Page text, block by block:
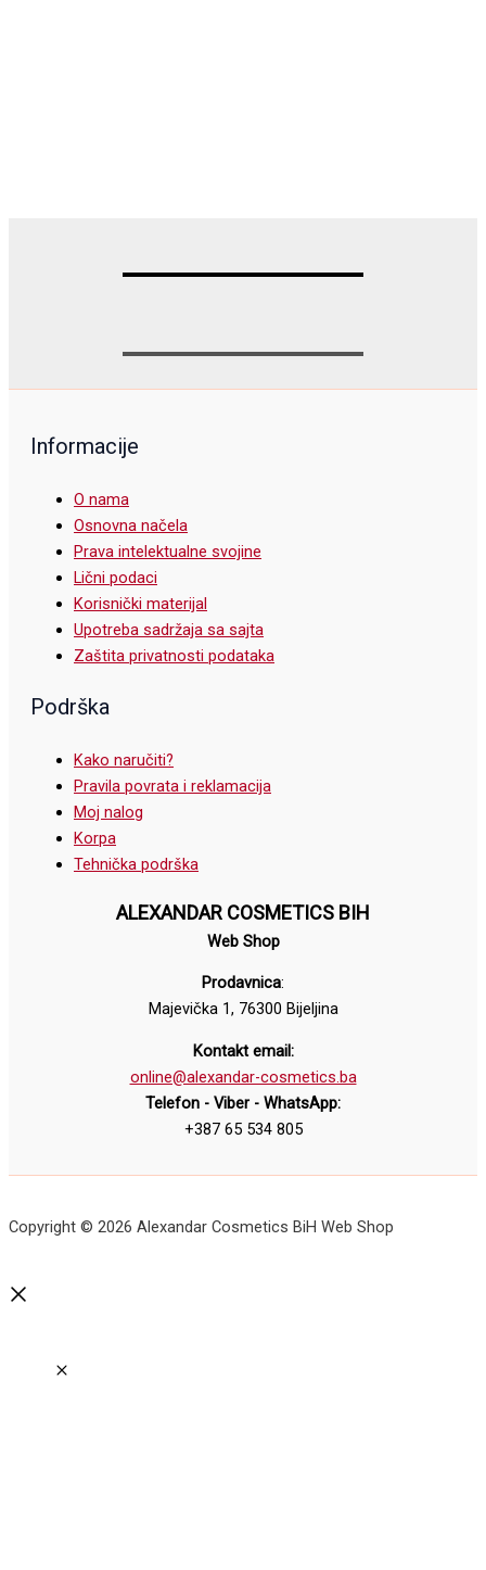
Informacije
O nama
Osnovna načela
Prava intelektualne svojine
Lični podaci
Korisnički materijal
Upotreba sadržaja sa sajta
Zaštita privatnosti podataka
Podrška
Kako naručiti?
Pravila povrata i reklamacija
Moj nalog
Korpa
Tehnička podrška
ALEXANDAR COSMETICS BIH
Web Shop
Prodavnica:
Majevička 1, 76300 Bijeljina
Kontakt email:
online@alexandar-cosmetics.ba
Telefon - Viber - WhatsApp:
+387 65 534 805
Copyright © 2026 Alexandar Cosmetics BiH Web Shop